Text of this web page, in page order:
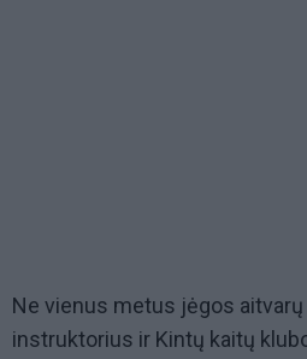
Ne vienus metus jėgos
instruktorius ir Kintų kaitų